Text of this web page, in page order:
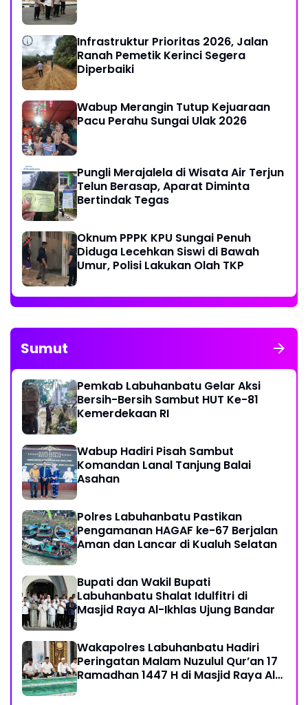
Infrastruktur Prioritas 2026, Jalan
Ranah Pemetik Kerinci Segera
Diperbaiki
Wabup Merangin Tutup Kejuaraan
Pacu Perahu Sungai Ulak 2026
Pungli Merajalela di Wisata Air Terjun
Telun Berasap, Aparat Diminta
Bertindak Tegas
Oknum PPPK KPU Sungai Penuh
Diduga Lecehkan Siswi di Bawah
Umur, Polisi Lakukan Olah TKP
Sumut
Pemkab Labuhanbatu Gelar Aksi
Bersih-Bersih Sambut HUT Ke-81
Kemerdekaan RI
Wabup Hadiri Pisah Sambut
Komandan Lanal Tanjung Balai
Asahan
Polres Labuhanbatu Pastikan
Pengamanan HAGAF ke-67 Berjalan
Aman dan Lancar di Kualuh Selatan
Bupati dan Wakil Bupati
Labuhanbatu Shalat Idulfitri di
Masjid Raya Al-Ikhlas Ujung Bandar
Wakapolres Labuhanbatu Hadiri
Peringatan Malam Nuzulul Qur’an 17
Ramadhan 1447 H di Masjid Raya Al-